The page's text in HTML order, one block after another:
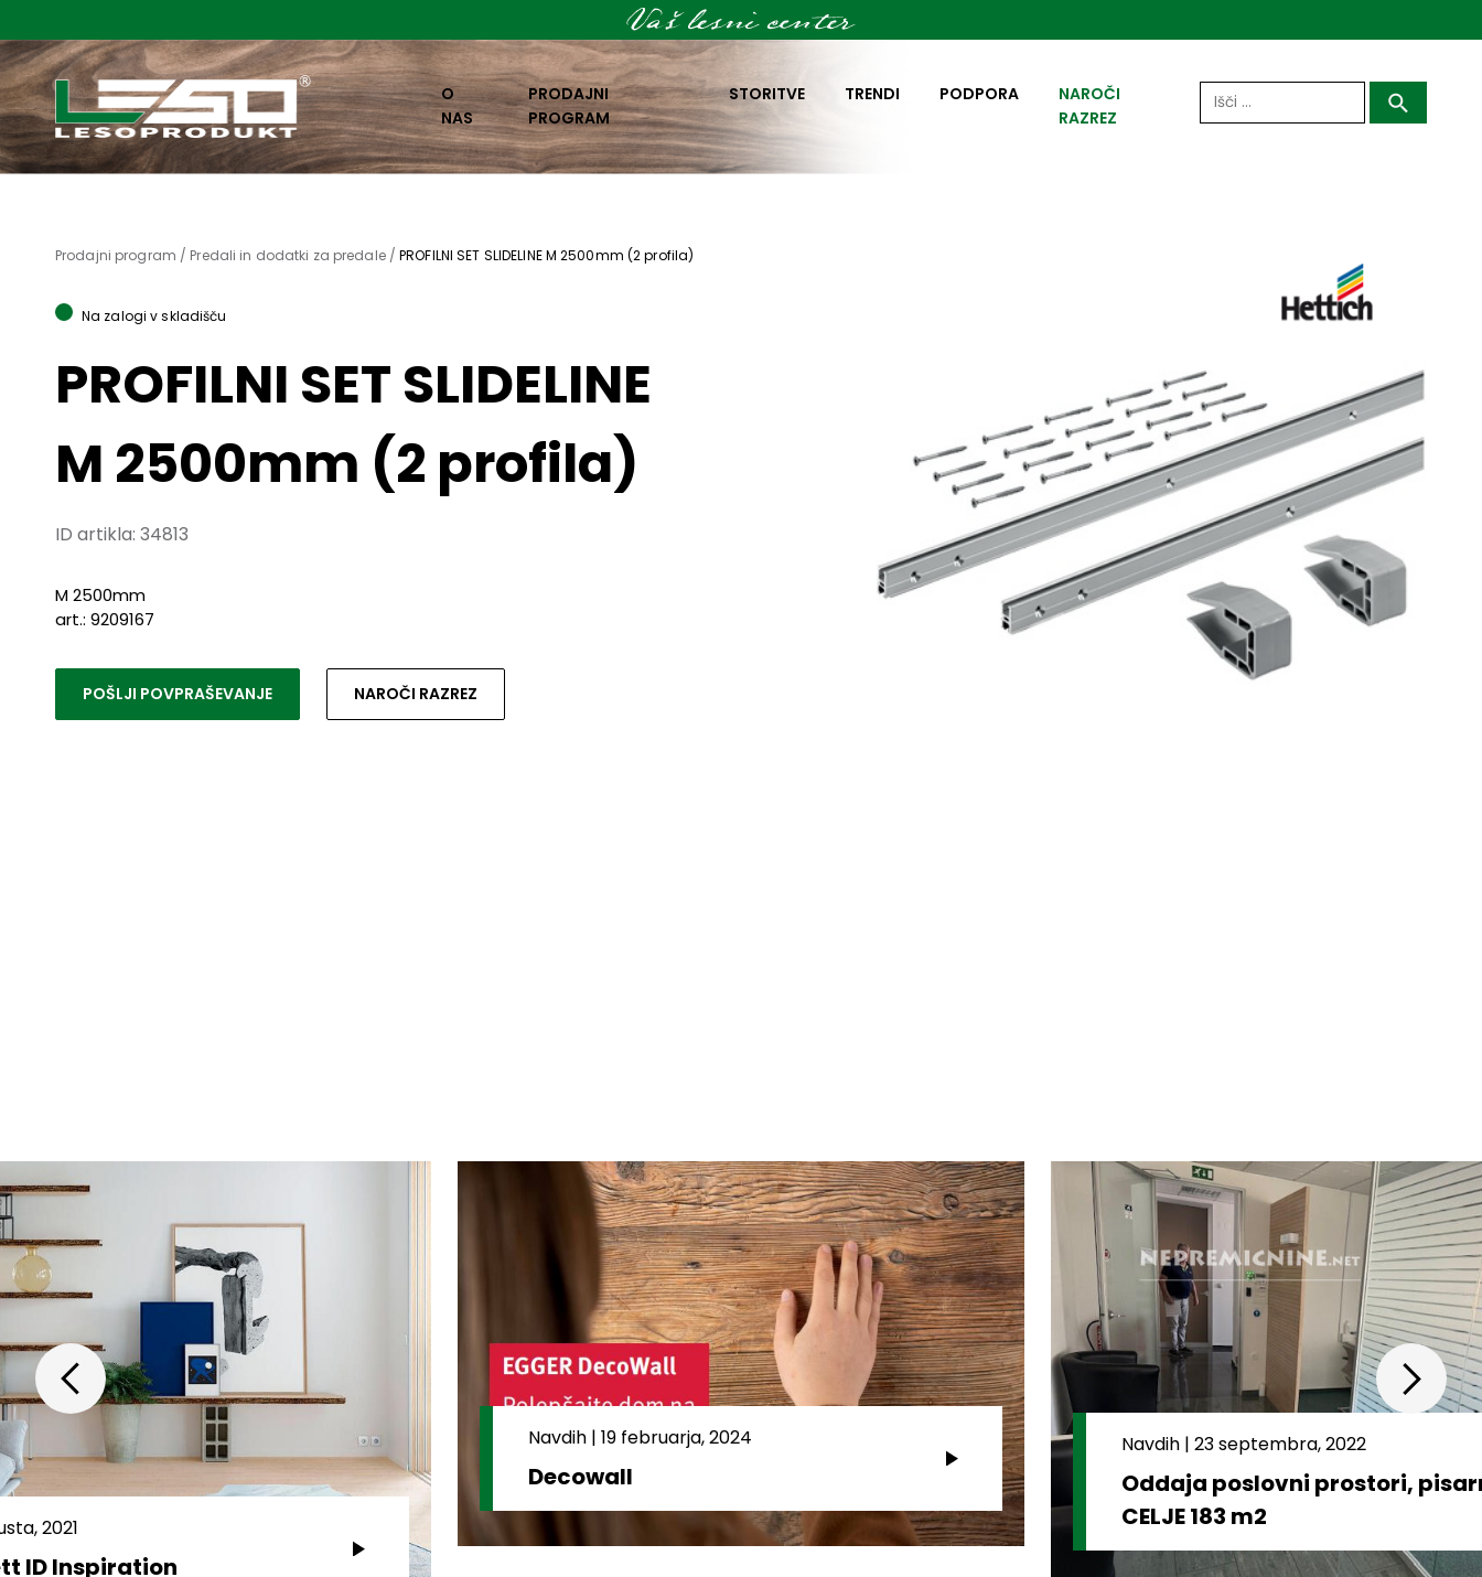
O
NAS
PRODAJNI
PROGRAM
STORITVE TRENDI PODPORA
NAROČI
RAZREZ
Išči:
Prodajni program / Predali in dodatki za predale /PROFILNI SET SLIDELINE M 2500mm (2 profila)
Na zalogi v skladišču
PROFILNI SET SLIDELINE
M 2500mm (2 profila)
ID artikla: 34813
M 2500mm
art.: 9209167
POŠLJI POVPRAŠEVANJE NAROČI RAZREZ
2021
ID Inspiration
Navdih |19 februarja, 2024
Decowall
Navdih |23 septembra, 2022
Oddaja poslovni prostori,
CELJE 183 m2